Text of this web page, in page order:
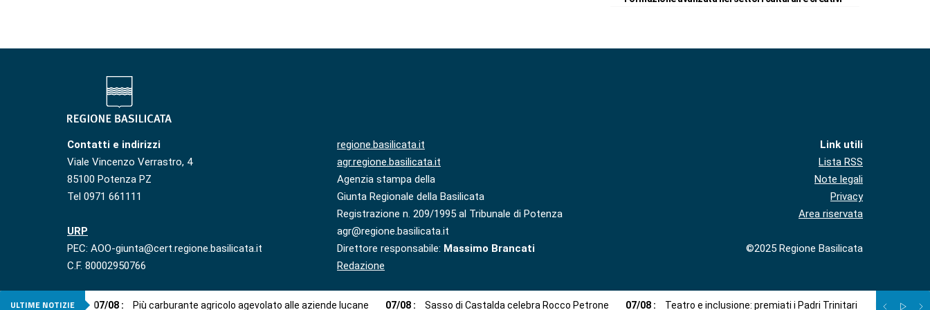
Contatti e indirizzi
Viale Vincenzo Verrastro, 4
85100 Potenza PZ
Tel 0971 661111
URP
PEC: AOO-giunta@cert.regione.basilicata.it
C.F. 80002950766
regione.basilicata.it
agr.regione.basilicata.it
Agenzia stampa della
Giunta Regionale della Basilicata
Registrazione n. 209/1995 al Tribunale di Potenza
agr@regione.basilicata.it
Direttore responsabile: Massimo Brancati
Redazione
Link utili
Lista RSS
Note legali
Privacy
Area riservata
©2025 Regione Basilicata
ULTIME NOTIZIE 07/08 : Più carburante agricolo agevolato alle aziende lucane 07/08 : Sasso di Castalda celebra Rocco Petrone 07/08 : Teatro e inclusione: premiati i Padri Trinitari 07/ 08: